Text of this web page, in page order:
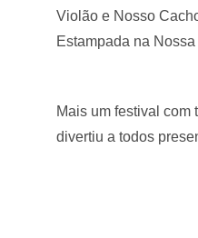
Violão e Nosso
Estampada na
Mais um festival com
divertiu a todos